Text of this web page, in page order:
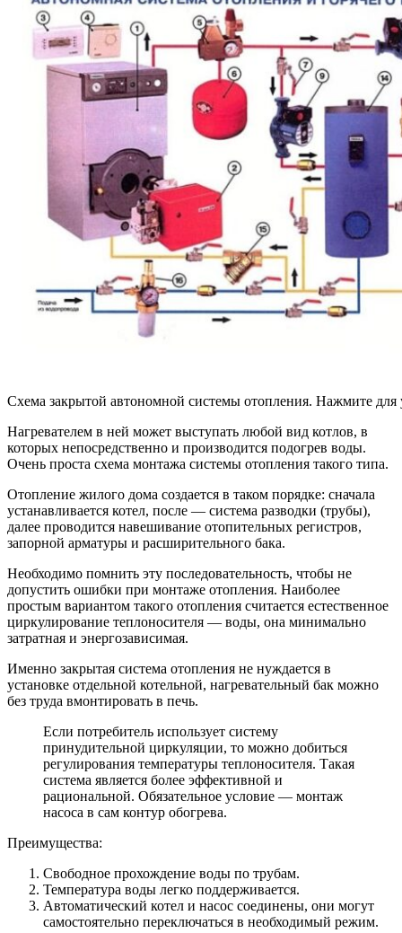
Схема закрытой автономной системы отопления. Нажмите для
Нагревателем в ней может выступать любой вид котлов, в
которых непосредственно и производится подогрев воды.
Очень проста схема монтажа системы отопления такого типа.
Отопление жилого дома создается в таком порядке: cначала
устанавливается котел, после — система разводки (трубы),
далее проводится навешивание отопительных регистров,
запорной арматуры и расширительного бака.
Необходимо помнить эту последовательность, чтобы не
допустить ошибки при монтаже отопления. Наиболее
простым вариантом такого отопления считается естественное
циркулирование теплоносителя — воды, она минимально
затратная и энергозависимая.
Именно закрытая система отопления не нуждается в
установке отдельной котельной, нагревательный бак можно
без труда вмонтировать в печь.
Если потребитель использует систему
принудительной циркуляции, то можно добиться
регулирования температуры теплоносителя. Такая
система является более эффективной и
рациональной. Обязательное условие — монтаж
насоса в сам контур обогрева.
Преимущества:
Свободное прохождение воды по трубам.
Температура воды легко поддерживается.
Автоматический котел и насос соединены, они могут
самостоятельно переключаться в необходимый режим.